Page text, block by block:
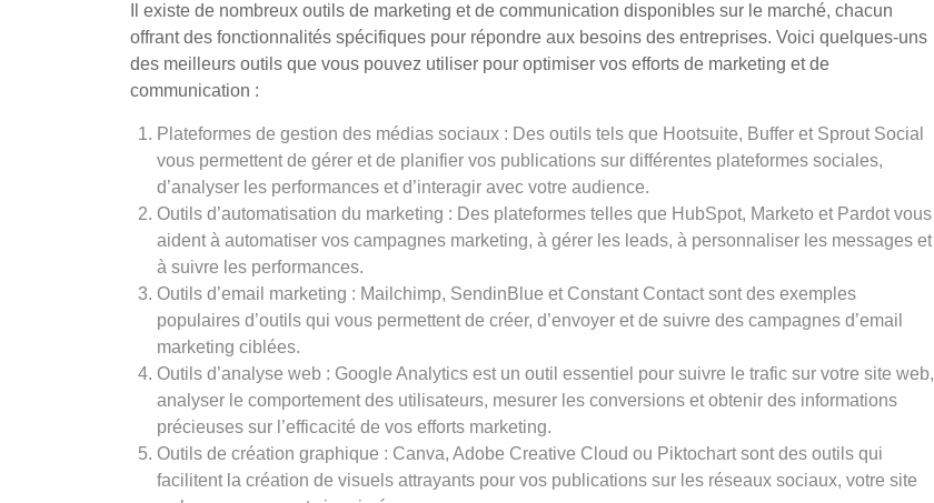
Il existe de nombreux outils de marketing et de communication disponibles sur le marché, chacun
offrant des fonctionnalités spécifiques pour répondre aux besoins des entreprises. Voici quelques-uns
des meilleurs outils que vous pouvez utiliser pour optimiser vos efforts de marketing et de
communication :
Plateformes de gestion des médias sociaux : Des outils tels que Hootsuite, Buffer et Sprout Social
vous permettent de gérer et de planifier vos publications sur différentes plateformes sociales,
d’analyser les performances et d’interagir avec votre audience.
Outils d’automatisation du marketing : Des plateformes telles que HubSpot, Marketo et Pardot vous
aident à automatiser vos campagnes marketing, à gérer les leads, à personnaliser les messages et
à suivre les performances.
Outils d’email marketing : Mailchimp, SendinBlue et Constant Contact sont des exemples
populaires d’outils qui vous permettent de créer, d’envoyer et de suivre des campagnes d’email
marketing ciblées.
Outils d’analyse web : Google Analytics est un outil essentiel pour suivre le trafic sur votre site web,
analyser le comportement des utilisateurs, mesurer les conversions et obtenir des informations
précieuses sur l’efficacité de vos efforts marketing.
Outils de création graphique : Canva, Adobe Creative Cloud ou Piktochart sont des outils qui
facilitent la création de visuels attrayants pour vos publications sur les réseaux sociaux, votre site